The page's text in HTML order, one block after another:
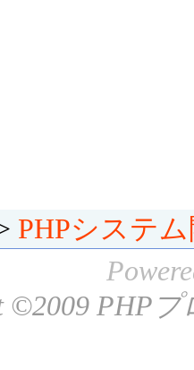
PHPシステ
©2009 PHPプ